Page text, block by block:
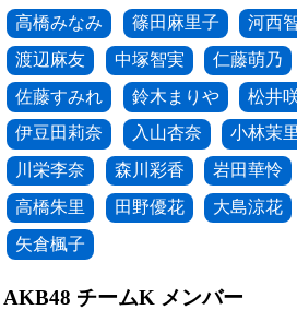
高橋みなみ 篠田麻里子 河西
渡辺麻友
中塚智実 仁藤萌乃
佐藤すみれ
鈴木まりや 松井
伊豆田莉奈
入山杏奈 小林茉
川栄李奈
森川彩香 岩田華怜
高橋朱里
田野優花 大島涼花
矢倉楓子
AKB48 チームK メンバー